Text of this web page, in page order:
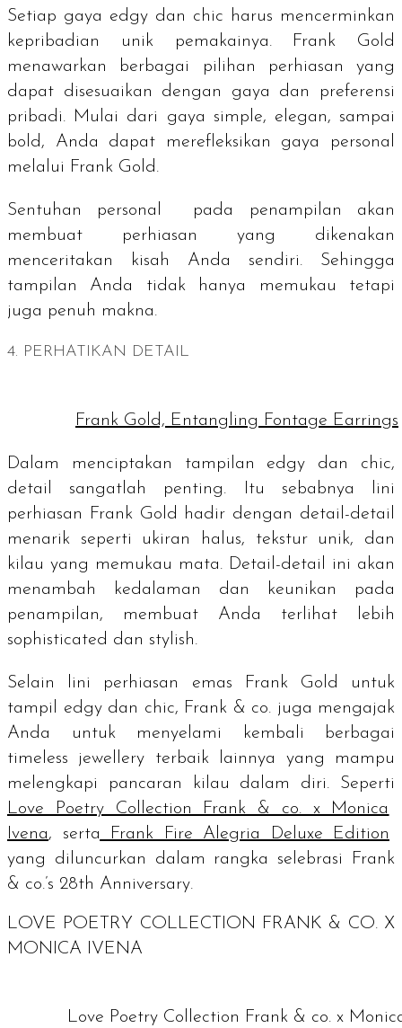
Setiap gaya edgy dan chic harus mencerminkan
kepribadian unik pemakainya. Frank Gold
menawarkan berbagai pilihan perhiasan yang
dapat disesuaikan dengan gaya dan preferensi
pribadi. Mulai dari gaya simple, elegan, sampai
bold , Anda dapat merefleksikan gaya personal
melalui Frank Gold.
Sentuhan personal pada penampilan akan
membuat perhiasan yang dikenakan
menceritakan kisah Anda sendiri. Sehingga
tampilan Anda tidak hanya memukau tetapi
juga penuh makna.
4. PERHATIKAN DETAIL
Frank Gold, Entangling Fontage Earrings
Dalam menciptakan tampilan edgy dan chic,
detail sangatlah penting. Itu sebabnya lini
perhiasan Frank Gold hadir dengan detail-detail
menarik seperti ukiran halus, tekstur unik, dan
kilau yang memukau mata. Detail-detail ini akan
menambah kedalaman dan keunikan pada
penampilan, membuat Anda terlihat lebih
sophisticated dan stylish.
Selain lini perhiasan emas Frank Gold untuk
tampil edgydan chic, Frank & co. juga mengajak
Anda untuk menyelami kembali berbagai
timeless jewellery terbaik lainnya yang mampu
melengkapi pancaran kilau dalam diri. Seperti
Love Poetry Collection Frank & co. x Monica
Ivena, serta
Frank Fire Alegria Deluxe Edition
yang diluncurkan dalam rangka selebrasi
Frank
& co.’s 28th Anniversary.
LOVE POETRY COLLECTION FRANK & CO. X
MONICA IVENA
Love Poetry Collection Frank & co. x